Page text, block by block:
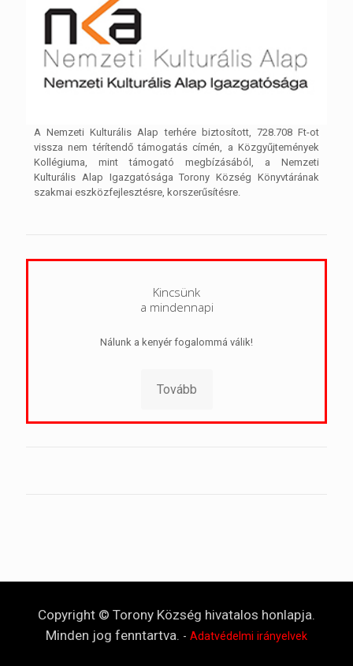
A Nemzeti Kulturális Alap terhére biztosított, 728.708 Ft-ot
vissza nem térítendő támogatás címén, a Közgyűjtemények
Kollégiuma, mint támogató megbízásából, a Nemzeti
Kulturális Alap Igazgatósága Torony Község Könyvtárának
szakmai eszközfejlesztésre, korszerűsítésre.
Kincsünk
a mindennapi
Nálunk a kenyér fogalommá válik!
Tovább
Copyright © Torony Község hivatalos honlapja.
Minden jog fenntartva. - Adatvédelmi irányelvek